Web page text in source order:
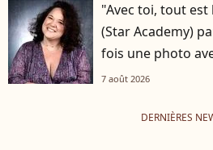
"Avec toi, tout
(Star Academy)
fois une photo
7 août 2026
DERNIÈRES